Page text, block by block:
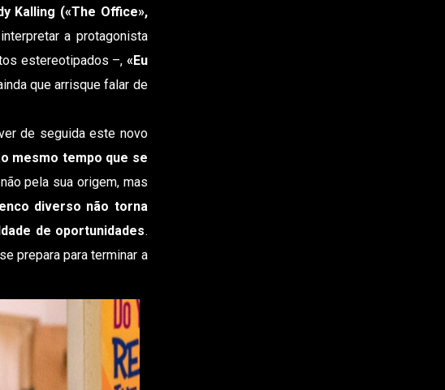
Kalling («The Office»,
a protagonista
estereotipados –, «Eu
que arrisque falar de
de seguida este novo
mesmo tempo que se
pela sua origem, mas
diverso não torna
de oportunidades.
prepara para terminar a